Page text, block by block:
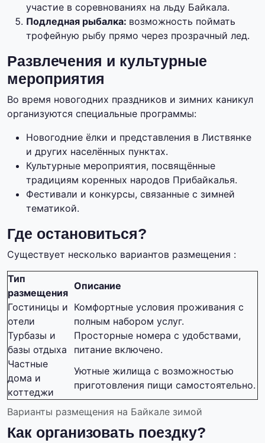
участие в соревнованиях на льду Байкала.
Подледная рыбалка: возможность поймать
трофейную рыбу прямо через прозрачный лед.
Развлечения и культурные
мероприятия
Во время новогодних праздников и зимних каникул
организуются специальные программы:
Новогодние ёлки и представления в Листвянке
и других населённых пунктах.
Культурные мероприятия, посвящённые
традициям коренных народов Прибайкалья.
Фестивали и конкурсы, связанные с зимней
тематикой.
Где остановиться?
Существует несколько вариантов размещения :
Варианты размещения на Байкале зимой
Тип
размещения
Описание
Гостиницы и
отели
Комфортные условия проживания с
полным набором услуг.
Турбазы и
базы отдыха
Просторные номера с удобствами,
питание включено.
Частные
дома и
коттеджи
Уютные жилища с возможностью
приготовления пищи самостоятельно.
Как организовать поездку?